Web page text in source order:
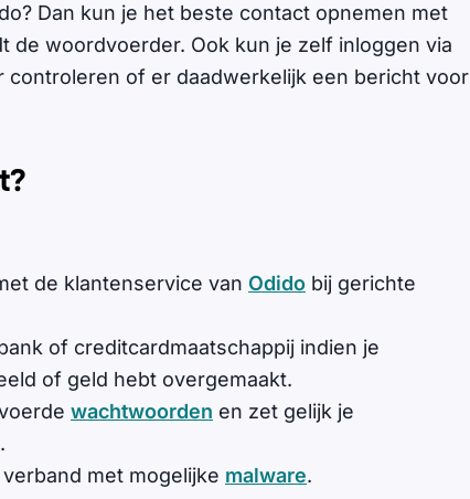
Dan kun je het beste contact opnemen met
de woordvoerder. Ook kun je zelf inloggen via
controleren of er daadwerkelijk een bericht voor
de klantenservice van Odido bij gerichte
of creditcardmaatschappij indien je
of geld hebt overgemaakt.
wachtwoorden en zet gelijk je
met mogelijke malware.